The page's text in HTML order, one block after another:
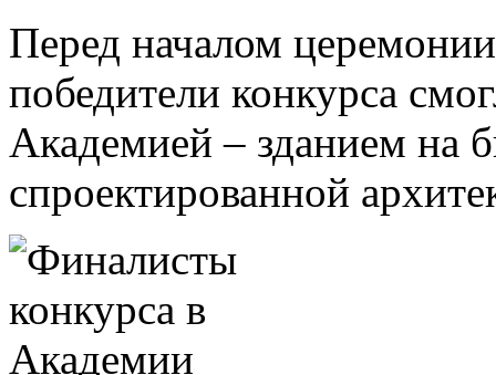
Перед началом
победители конкурса
Академией – зданием на
спроектированной